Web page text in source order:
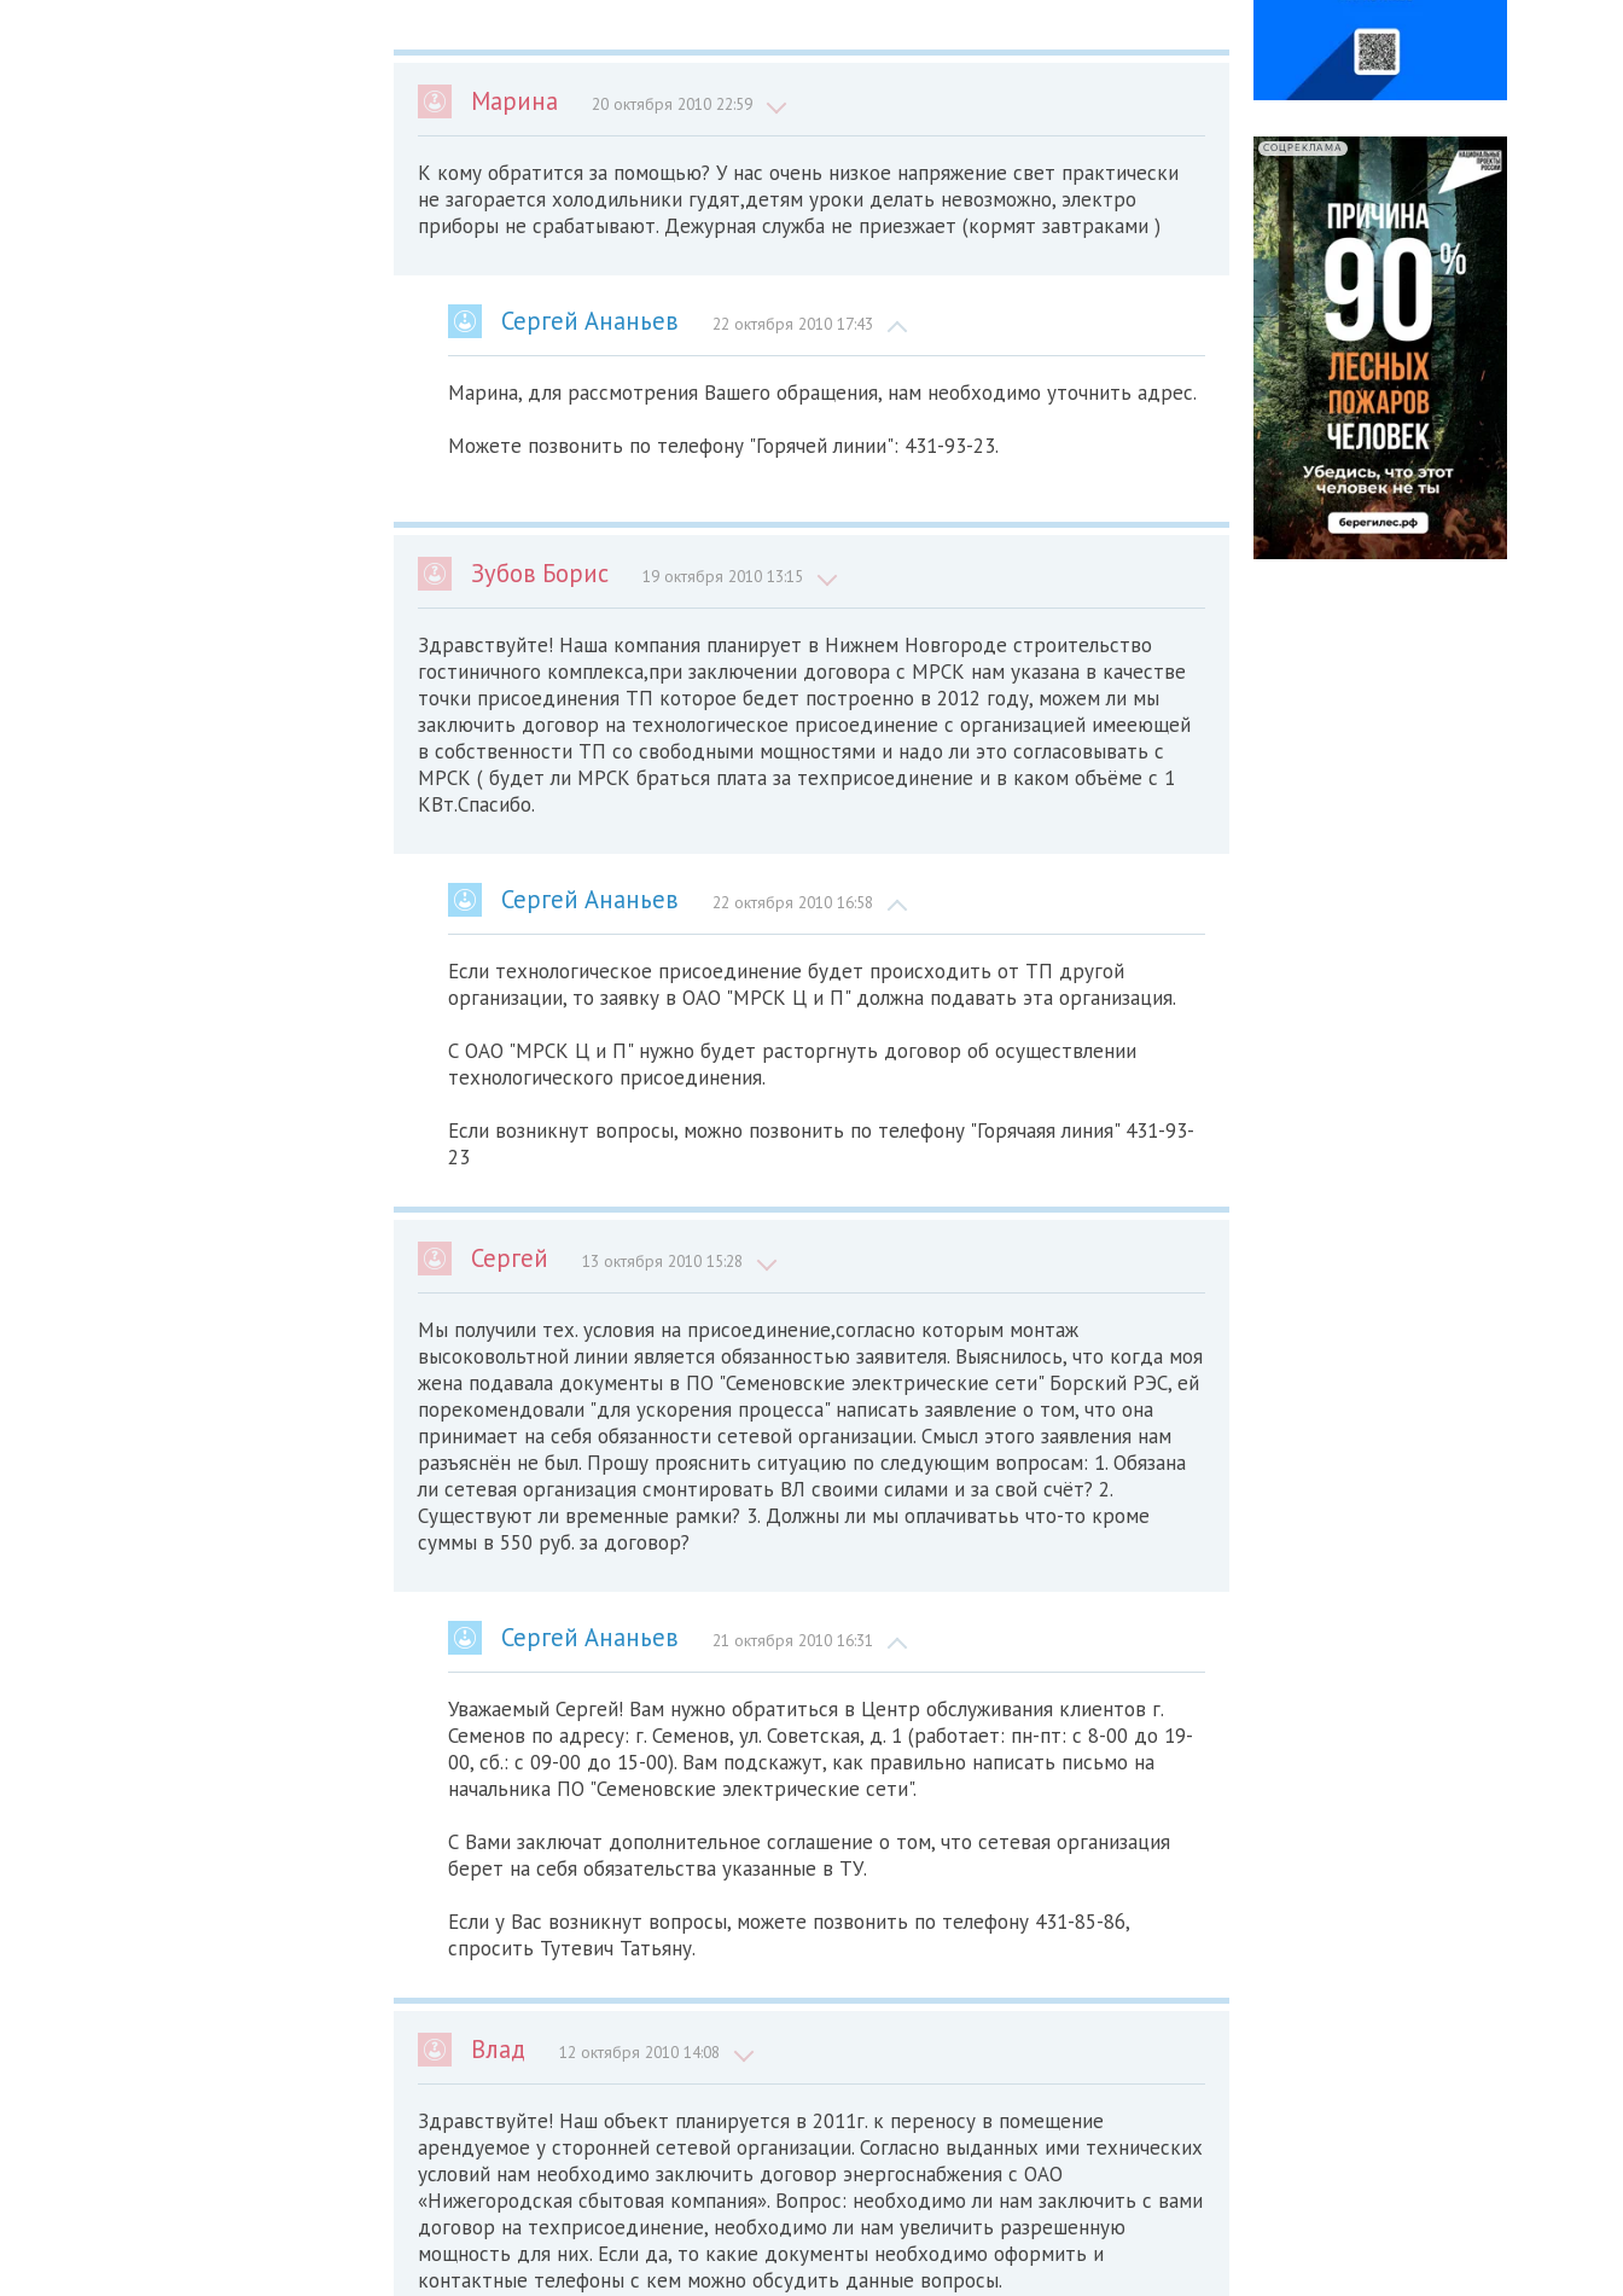
Марина 20 октября 2010 22:59
К кому обратится за помощью? У нас очень низкое напряжение свет практически
не загорается холодильники гудят,детям уроки делать невозможно, электро
приборы не срабатывают. Дежурная служба не приезжает (кормят завтраками )
Сергей Ананьев 22 октября 2010 17:43
Марина, для рассмотрения Вашего обращения, нам необходимо уточнить адрес.
Можете позвонить по телефону "Горячей линии": 431-93-23.
Зубов Борис 19 октября 2010 13:15
Здравствуйте! Наша компания планирует в Нижнем Новгороде строительство
гостиничного комплекса,при заключении договора с МРСК нам указана в качестве
точки присоединения ТП которое бедет построенно в 2012 году, можем ли мы
заключить договор на технологическое присоединение с организацией имееющей
в собственности ТП со свободными мощностями и надо ли это согласовывать с
МРСК ( будет ли МРСК браться плата за техприсоединение и в каком объёме с 1
КВт.Спасибо.
Сергей Ананьев 22 октября 2010 16:58
Если технологическое присоединение будет происходить от ТП другой
организации, то заявку в ОАО "МРСК Ц и П" должна подавать эта организация.
С ОАО "МРСК Ц и П" нужно будет расторгнуть договор об осуществлении
технологического присоединения.
Если возникнут вопросы, можно позвонить по телефону "Горячаяя линия" 431-93-
23
Сергей 13 октября 2010 15:28
Мы получили тех. условия на присоединение,согласно которым монтаж
высоковольтной линии является обязанностью заявителя. Выяснилось, что когда моя
жена подавала документы в ПО "Семеновские электрические сети" Борский РЭС, ей
порекомендовали "для ускорения процесса" написать заявление о том, что она
принимает на себя обязанности сетевой организации. Смысл этого заявления нам
разъяснён не был. Прошу прояснить ситуацию по следующим вопросам: 1. Обязана
ли сетевая организация смонтировать ВЛ своими силами и за свой счёт? 2.
Существуют ли временные рамки? 3. Должны ли мы оплачиватьь что-то кроме
суммы в 550 руб. за договор?
Сергей Ананьев 21 октября 2010 16:31
Уважаемый Сергей! Вам нужно обратиться в Центр обслуживания клиентов г.
Семенов по адресу: г. Семенов, ул. Советская, д. 1 (работает: пн-пт: с 8-00 до 19-
00, сб.: с 09-00 до 15-00). Вам подскажут, как правильно написать письмо на
начальника ПО "Семеновские электрические сети".
С Вами заключат дополнительное соглашение о том, что сетевая организация
берет на себя обязательства указанные в ТУ.
Если у Вас возникнут вопросы, можете позвонить по телефону 431-85-86,
спросить Тутевич Татьяну.
Влад 12 октября 2010 14:08
Здравствуйте! Наш объект планируется в 2011г. к переносу в помещение
арендуемое у сторонней сетевой организации. Согласно выданных ими технических
условий нам необходимо заключить договор энергоснабжения с ОАО
«Нижегородская сбытовая компания». Вопрос: необходимо ли нам заключить с вами
договор на техприсоединение, необходимо ли нам увеличить разрешенную
мощность для них. Если да, то какие документы необходимо оформить и
контактные телефоны с кем можно обсудить данные вопросы.
СОЦРЕКЛАМА